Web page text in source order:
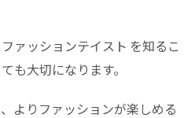
ァッションテイスト を知るこ
も大切になります。
よりファッションが楽しめる